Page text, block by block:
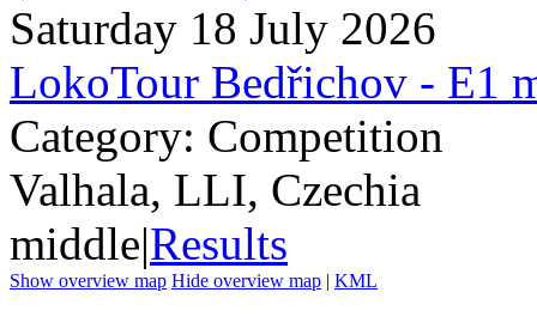
Saturday 18 July 2026
LokoTour Bedřichov - E1
Category: Competition
Valhala, LLI, Czechia
middle|Results
Show overview map Hide overview map | KML